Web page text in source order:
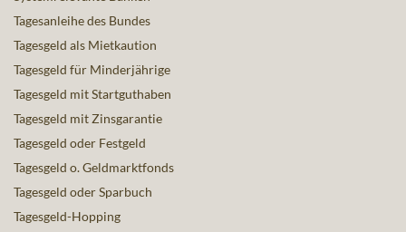
Tagesanleihe des Bundes
Tagesgeld als Mietkaution
Tagesgeld für Minderjährige
Tagesgeld mit Startguthaben
Tagesgeld mit Zinsgarantie
Tagesgeld oder Festgeld
Tagesgeld o. Geldmarktfonds
Tagesgeld oder Sparbuch
Tagesgeld-Hopping